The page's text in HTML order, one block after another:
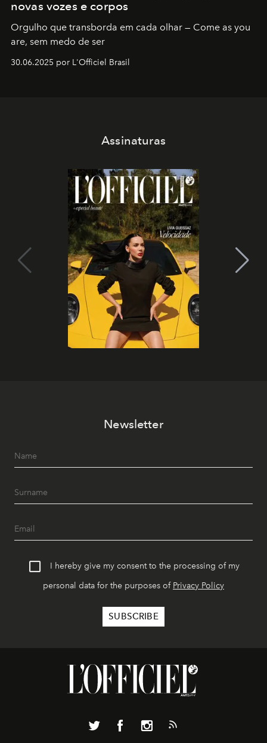
novas vozes e corpos
Orgulho que transborda em cada olhar — Come as you
are, sem medo de ser
30.06.2025 por L'Officiel Brasil
Assinaturas
Newsletter
I hereby give my consent to the processing of my
personal data for the purposes of Privacy Policy